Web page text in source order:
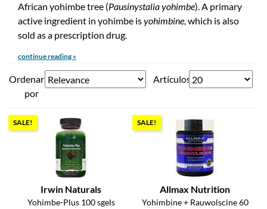
African yohimbe tree (Pausinystalia yohimbe). A primary
active ingredient in yohimbe isyohimbine, which is also
sold as a prescription drug.
continue reading »
Ordenar
por
Artículos
SALE!
Irwin Naturals
Yohimbe-Plus 100 sgels
SALE!
Allmax Nutrition
Yohimbine + Rauwolscine 60